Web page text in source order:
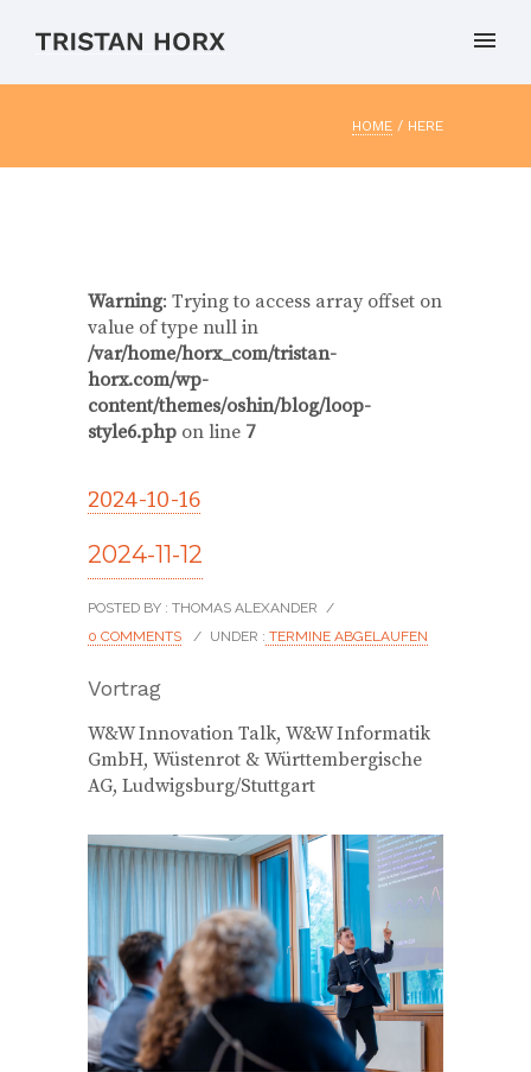
HOME / HERE
Warning: Trying to access array offset on
value of type null in
/var/home/horx_com/tristan-
horx.com/wp-
content/themes/oshin/blog/loop-
style6.php on line 7
2024-10-16
2024-11-12
POSTED BY : THOMAS ALEXANDER /
0 COMMENTS
/ UNDER : TERMINE ABGELAUFEN
Vortrag
W&W Innovation Talk, W&W Informatik
GmbH, Wüstenrot & Württembergische
AG, Ludwigsburg/Stuttgart